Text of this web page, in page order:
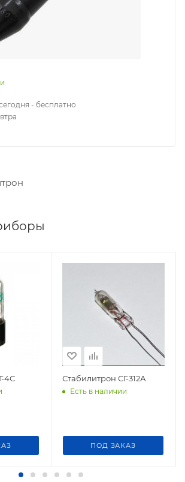
- бесплатно
4С Стабилитрон СГ-312А
Есть в наличии
ПОД ЗАКАЗ